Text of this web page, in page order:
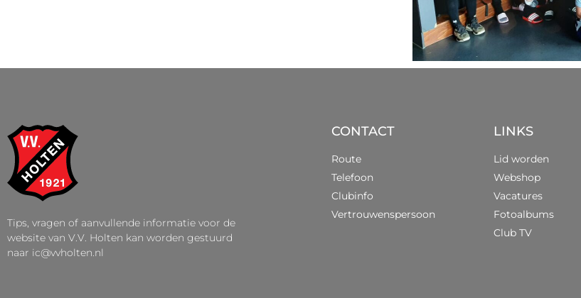
Tips, vragen of aanvullende informatie voor de
website van V.V. Holten kan worden gestuurd
naar ic@vvholten.nl
CONTACT
Route
Telefoon
Clubinfo
Vertrouwenspersoon
LINKS
Lid worden
Webshop
Vacatures
Fotoalbums
Club TV